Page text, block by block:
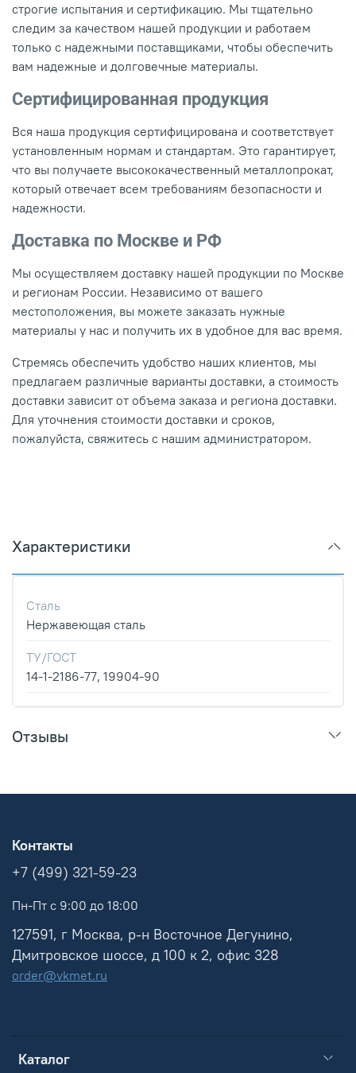
строгие испытания и сертификацию. Мы тщательно
следим за качеством нашей продукции и работаем
только с надежными поставщиками, чтобы обеспечить
вам надежные и долговечные материалы.
Сертифицированная продукция
Вся наша продукция сертифицирована и соответствует
установленным нормам и стандартам. Это гарантирует,
что вы получаете высококачественный металлопрокат,
который отвечает всем требованиям безопасности и
надежности.
Доставка по Москве и РФ
Мы осуществляем доставку нашей продукции по Москве
и регионам России. Независимо от вашего
местоположения, вы можете заказать нужные
материалы у нас и получить их в удобное для вас время.
Стремясь обеспечить удобство наших клиентов, мы
предлагаем различные варианты доставки, а стоимость
доставки зависит от объема заказа и региона доставки.
Для уточнения стоимости доставки и сроков,
пожалуйста, свяжитесь с нашим администратором.
Характеристики
Сталь
Нержавеющая сталь
ТУ/ГОСТ
14-1-2186-77, 19904-90
Отзывы
Каталог
Контакты
+7 (499) 321-59-23
Пн-Пт с 9:00 до 18:00
127591, г Москва, р-н Восточное Дегунино,
Дмитровское шоссе, д 100 к 2, офис 328
order@vkmet.ru